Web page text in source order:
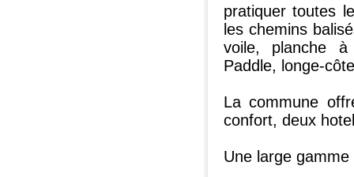
pratiquer toutes
les chemins
voile, planche
Paddle, longe-
La commune
confort, deux
Une large